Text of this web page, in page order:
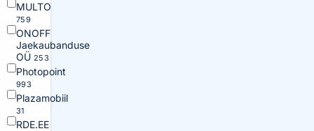
MULTO
759
ONOFF
Jaekaubanduse
OÜ 253
Photopoint
993
Plazamobiil
31
RDE.EE